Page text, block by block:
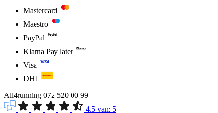
Mastercard
Maestro
PayPal
Klarna Pay later
Visa
DHL
All4running 072 520 00 99
4.5 van: 5